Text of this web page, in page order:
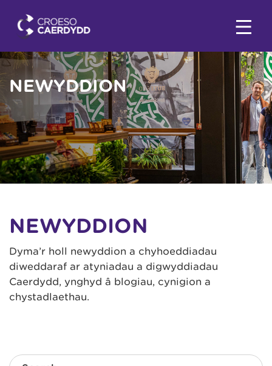
NEWYDDION
NEWYDDION
Dyma’r holl newyddion a chyhoeddiadau
diweddaraf ar atyniadau a digwyddiadau
Caerdydd, ynghyd â blogiau, cynigion a
chystadlaethau.